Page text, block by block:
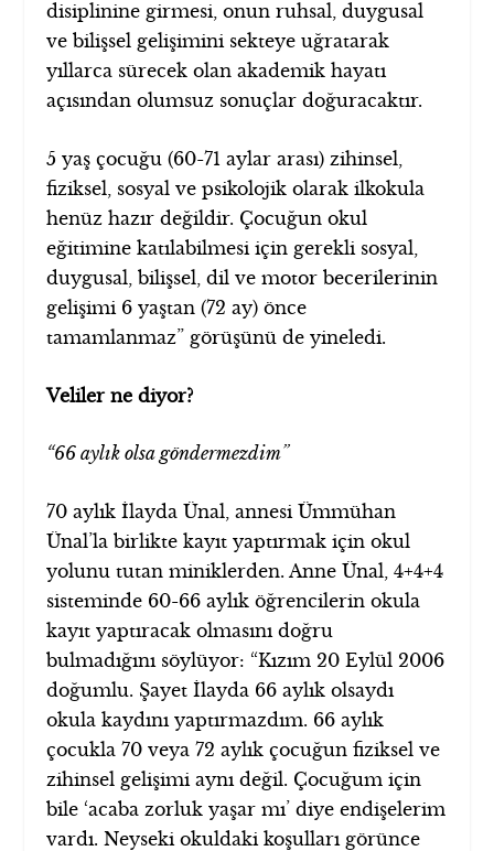
disiplinine girmesi, onun ruhsal, duygusal
ve bilişsel gelişimini sekteye uğratarak
yıllarca sürecek olan akademik hayatı
açısından olumsuz sonuçlar doğuracaktır.
5 yaş çocuğu (60-71 aylar arası) zihinsel,
fiziksel, sosyal ve psikolojik olarak ilkokula
henüz hazır değildir. Çocuğun okul
eğitimine katılabilmesi için gerekli sosyal,
duygusal, bilişsel, dil ve motor becerilerinin
gelişimi 6 yaştan (72 ay) önce
tamamlanmaz” görüşünü de yineledi.
Veliler ne diyor?
“66 aylık olsa göndermezdim”
70 aylık İlayda Ünal, annesi Ümmühan
Ünal’la birlikte kayıt yaptırmak için okul
yolunu tutan miniklerden. Anne Ünal, 4+4+4
sisteminde 60-66 aylık öğrencilerin okula
kayıt yaptıracak olmasını doğru
bulmadığını söylüyor: “Kızım 20 Eylül 2006
doğumlu. Şayet İlayda 66 aylık olsaydı
okula kaydını yaptırmazdım. 66 aylık
çocukla 70 veya 72 aylık çocuğun fiziksel ve
zihinsel gelişimi aynı değil. Çocuğum için
bile ‘acaba zorluk yaşar mı’ diye endişelerim
vardı. Neyseki okuldaki koşulları görünce